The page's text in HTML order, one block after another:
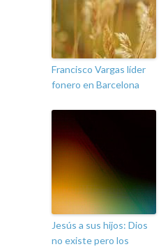
Francisco Vargas líder
fonero en Barcelona
Jesús a sus hijos: Dios
no existe pero los